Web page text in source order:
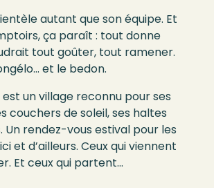
autant que son équipe. Et
ça paraît : tout donne
tout goûter, tout ramener.
et le bedon.
un village reconnu pour ses
couchers de soleil, ses haltes
Un rendez-vous estival pour les
et d’ailleurs. Ceux qui viennent
Et ceux qui partent…